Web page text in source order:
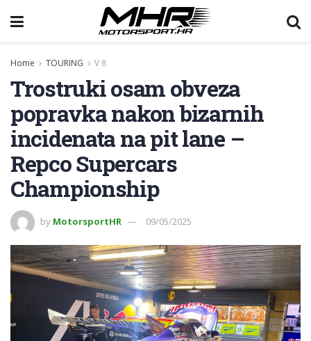
Home TOURING V 8
Trostruki osam obveza
popravka nakon bizarnih
incidenata na pit lane –
Repco Supercars
Championship
by MotorsportHR 09/05/2025